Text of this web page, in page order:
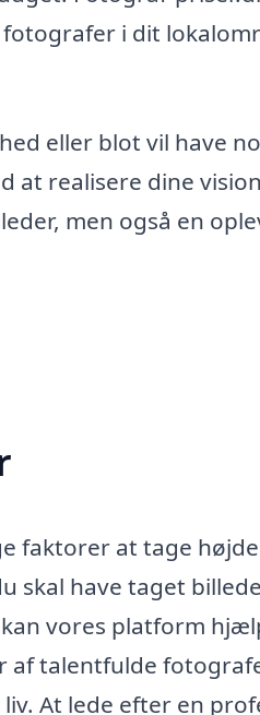
i dit
eller blot vil have
realisere dine
men også en
faktorer at tage
skal have taget
vores platform
af talentfulde
At lede efter en